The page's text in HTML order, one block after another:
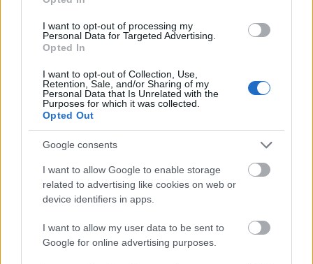
I want to opt-out of processing my
Personal Data for Targeted Advertising.
Opted In
I want to opt-out of Collection, Use,
Retention, Sale, and/or Sharing of my
Personal Data that Is Unrelated with the
Purposes for which it was collected.
Opted Out
Google consents
I want to allow Google to enable storage
related to advertising like cookies on web or
device identifiers in apps.
I want to allow my user data to be sent to
Google for online advertising purposes.
Διαβάζονται αυτή τη στιγμή
στοιχηματικές - Ποιος επισκέφθηκε τα
πυρόπληκτα ζωάκια - Το μισογεμάτο ποτήρι
του ΣΥΡΙΖΑ
Ποια είναι η (κυβερνητική) λίστα με τα μεγάλα
οδικά έργα και τα εκτιμώμενα